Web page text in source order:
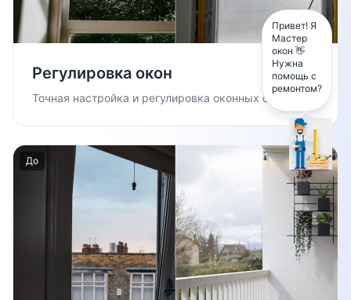
Регулировка окон
Точная настройка и регулировка оконных створок
До После
Привет! Я
Мастер
окон 👋
Нужна
помощь с
ремонтом?